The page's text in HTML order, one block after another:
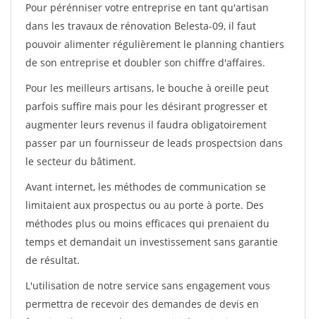
Pour pérénniser votre entreprise en tant qu'artisan
dans les travaux de rénovation Belesta-09, il faut
pouvoir alimenter régulièrement le planning chantiers
de son entreprise et doubler son chiffre d'affaires.
Pour les meilleurs artisans, le bouche à oreille peut
parfois suffire mais pour les désirant progresser et
augmenter leurs revenus il faudra obligatoirement
passer par un fournisseur de leads prospectsion dans
le secteur du bâtiment.
Avant internet, les méthodes de communication se
limitaient aux prospectus ou au porte à porte. Des
méthodes plus ou moins efficaces qui prenaient du
temps et demandait un investissement sans garantie
de résultat.
L'utilisation de notre service sans engagement vous
permettra de recevoir des demandes de devis en